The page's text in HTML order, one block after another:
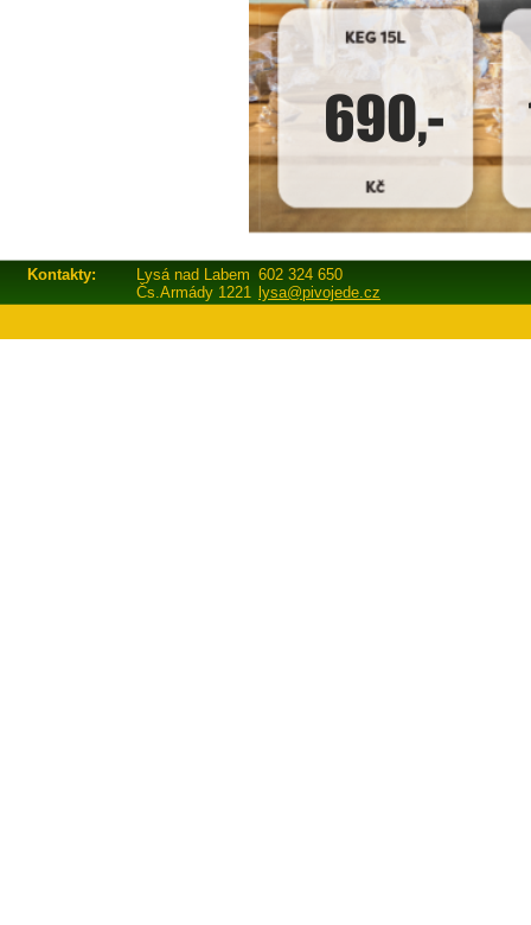
Kontakty: Lysá nad Labem 602 324 650
Čs.Armády 1221 lysa@pivojede.cz